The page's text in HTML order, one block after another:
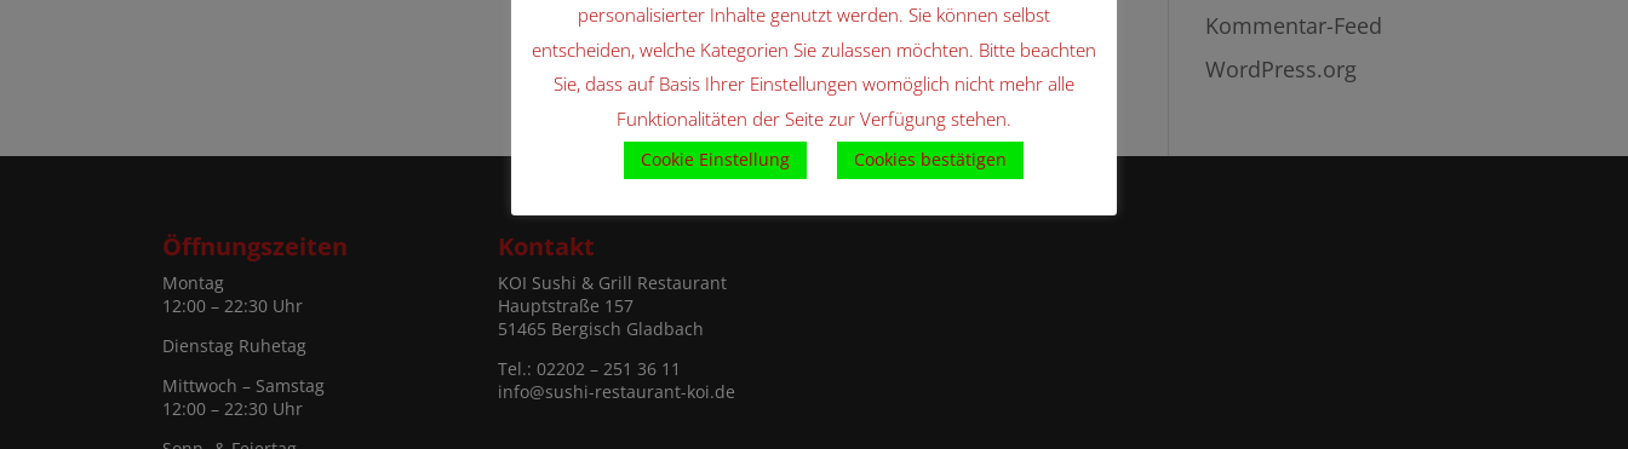
Kommentar-Feed
WordPress.org
Öffnungszeiten
Montag
12:00 – 22:30 Uhr
Dienstag Ruhetag
Mittwoch – Samstag
12:00 – 22:30 Uhr
Kontakt
KOI Sushi & Grill Restaurant
Hauptstraße 157
51465 Bergisch Gladbach
Tel.: 02202 – 251 36 11
info@sushi-restaurant-koi.de
personalisierter Inhalte genutzt werden. Sie können selbst
entscheiden, welche Kategorien Sie zulassen möchten. Bitte beachten
Sie, dass auf Basis Ihrer Einstellungen womöglich nicht mehr alle
Funktionalitäten der Seite zur Verfügung stehen.
Cookie Einstellung Cookies bestätigen